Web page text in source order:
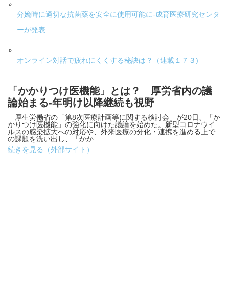
分娩時に適切な抗菌薬を安全に使用可能に-成育医療研究センタ
ーが発表
オンライン対話で疲れにくくする秘訣は？（連載１７３)
「かかりつけ医機能」とは？ 厚労省内の議
論始まる-年明け以降継続も視野
厚生労働省の「第8次医療計画等に関する検討会」が20日、「か
かりつけ医機能」の強化に向けた議論を始めた。新型コロナウイ
ルスの感染拡大への対応や、外来医療の分化・連携を進める上で
の課題を洗い出し、「かか…
続きを見る（外部サイト）